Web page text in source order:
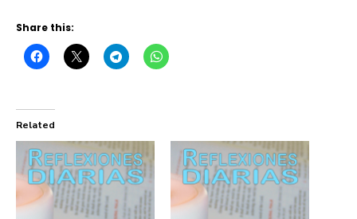
Share this:
Related